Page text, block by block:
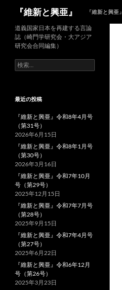
『維新と興亜』 『維新と興亜』
道義国家日本を再建する言論
誌（崎門学研究会・大アジア
研究会合同編集）
検
索:
最近の投稿
『維新と興亜』令和8年4月号
（第31号）
2026年6月15日
『維新と興亜』令和8年1月号
（第30号）
2026年3月16日
『維新と興亜』令和7年10月
号（第29号）
2025年12月15日
『維新と興亜』令和7年7月号
（第28号）
2025年9月15日
『維新と興亜』令和7年4月号
（第27号）
2025年6月22日
『維新と興亜』令和6年12月
号（第26号）
2025年3月23日